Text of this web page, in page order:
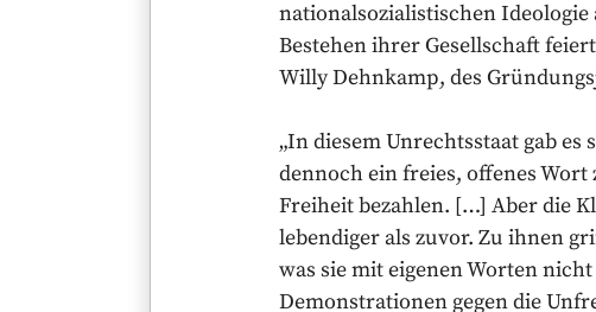
nationalsozialistischen Ideologie
Bestehen ihrer Gesellschaft
Willy Dehnkamp, des
„In diesem Unrechtsstaat gab
dennoch ein freies, offenes Wort
Freiheit bezahlen. […] Aber die
lebendiger als zuvor. Zu ihnen
was sie mit eigenen Worten
Demonstrationen gegen die